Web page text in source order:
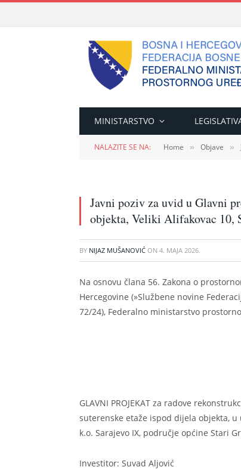
MINISTARSTVO
NALAZITE SE NA: Home » Objave »
Javni poziv za uvid u Glavni
objekta, Veliki Alifakovac 10,
BY NIJAZ MUŠANOVIĆ ON 4. MAJA 2026.
Na osnovu člana 56. Zakona o
Hercegovine (»Službene novine
72/24), Federalno ministarstvo
GLAVNI PROJEKAT za radove
suterenske etaže ispod dijela objekta,
k.o. Sarajevo IX, područje općine Stari
Investitor: Suvad Aljović